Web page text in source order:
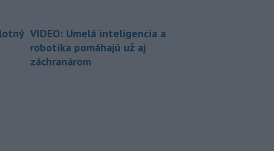
VIDEO: Umelá inteligencia a
robotika pomáhajú už aj
záchranárom